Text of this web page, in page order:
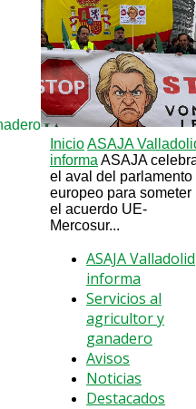
InicioASAJA
informa ASAJA
el aval del parlamento
europeo para someter
el acuerdo UE-
Mercosur...
ASAJA Valladolid
informa
Servicios al
agricultor y
ganadero
Avisos
Noticias
Destacados